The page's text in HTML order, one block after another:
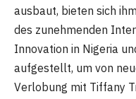
ausbaut, bieten sich
des zunehmenden
Innovation in Nigeria
aufgestellt, um von
Verlobung mit Tiffany